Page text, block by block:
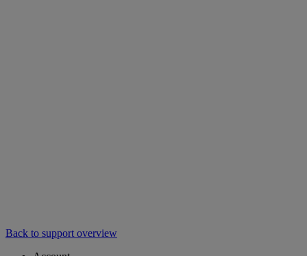
Back to support overview